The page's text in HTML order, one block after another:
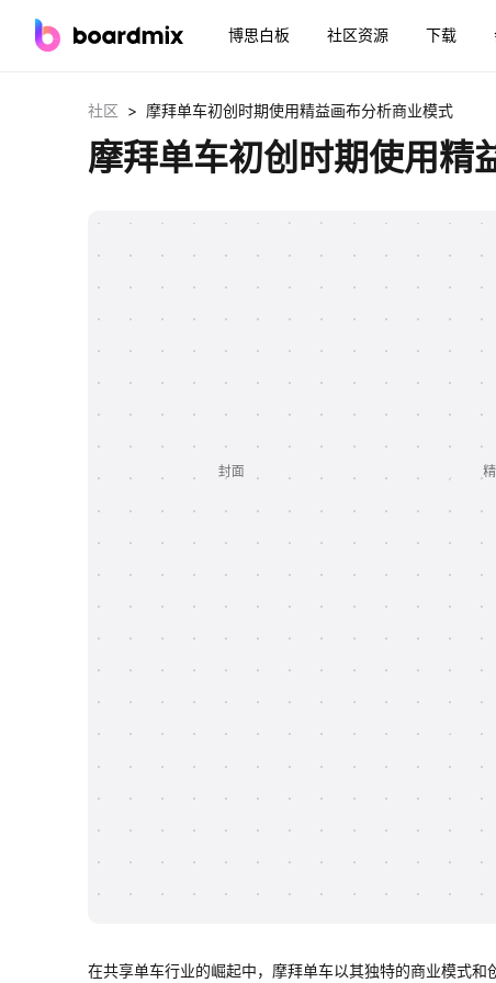
博思白板 社区资源 下载
社区 > 摩拜单车初创时期使用精益画布分析商业模式
摩拜单车初创时期使用精
在共享单车行业的崛起中，摩拜单车以其独特的商业模式